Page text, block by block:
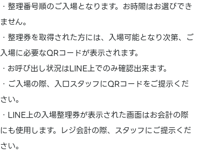
・整理番号順のご入場となります。お時間はお選びでき
ません。
・整理券を取得された方には、入場可能となり次第、ご
入場に必要なQRコードが表示されます。
・お呼び出し状況はLINE上でのみ確認出来ます。
・ご入場の際、入口スタッフにQRコードをご提示くだ
さい。
・LINE上の入場整理券が表示された画面はお会計の際
にも使用します。レジ会計の際、スタッフにご提示くだ
さい。